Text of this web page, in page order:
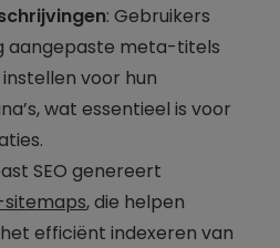
: Gebruikers
aangepaste meta-titels
voor hun
wat essentieel is voor
SEO genereert
sitemaps, die helpen
efficiënt indexeren van